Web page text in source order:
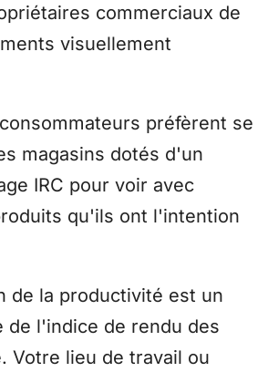
commerciaux de
visuellement
préfèrent se
magasins dotés d'un
IRC pour voir avec
qu'ils ont l'intention
de la productivité est un
de l'indice de rendu des
Votre lieu de travail ou